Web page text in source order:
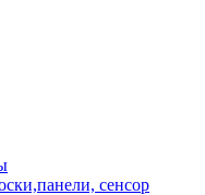
сенсор